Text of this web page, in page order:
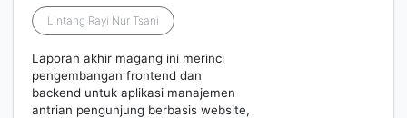
Lintang Rayi Nur Tsani
Laporan akhir magang ini merinci
pengembangan frontend dan
backend untuk aplikasi manajemen
antrian pengunjung berbasis website,